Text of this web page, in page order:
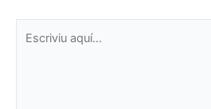
aquí…